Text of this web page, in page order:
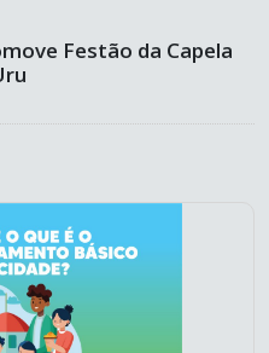
Festão da Capela